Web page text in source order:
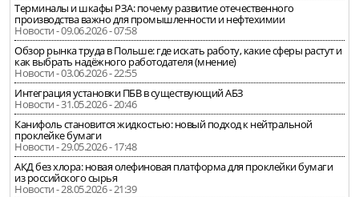
Терминалы и шкафы РЗА: почему развитие отечественного
производства важно для промышленности и нефтехимии
Новости - 09.06.2026 - 07:58
Обзор рынка труда в Польше: где искать работу, какие сферы растут и
как выбрать надёжного работодателя (мнение)
Новости - 03.06.2026 - 22:55
Интеграция установки ПБВ в существующий АБЗ
Новости - 31.05.2026 - 20:46
Канифоль становится жидкостью: новый подход к нейтральной
проклейке бумаги
Новости - 29.05.2026 - 17:48
АКД без хлора: новая олефиновая платформа для проклейки бумаги
из российского сырья
Новости - 28.05.2026 - 21:39